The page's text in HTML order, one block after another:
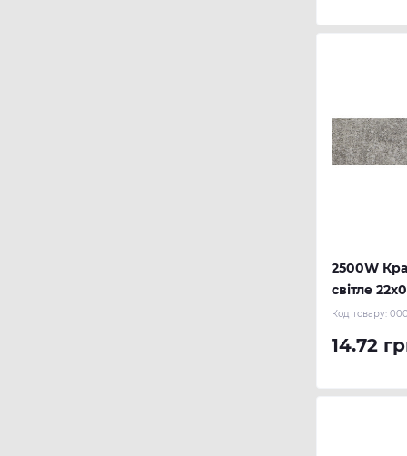
2500W
світле
REHAU
Код товару:
14.72